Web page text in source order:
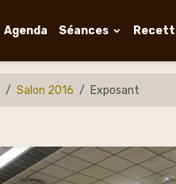
Agenda Séances
Salon 2016 Exposant